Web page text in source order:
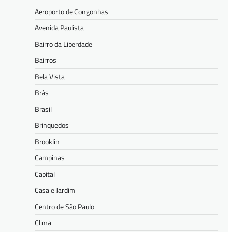
Aeroporto de Congonhas
Avenida Paulista
Bairro da Liberdade
Bairros
Bela Vista
Brás
Brasil
Brinquedos
Brooklin
Campinas
Capital
Casa e Jardim
Centro de São Paulo
Clima